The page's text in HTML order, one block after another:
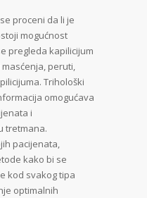
proceni da li je
mogućnost
pregleda kapilicijum
peruti,
Trihološki
omogućava
i
tretmana.
pacijenata,
kako bi se
kod svakog tipa
optimalnih